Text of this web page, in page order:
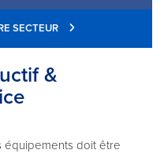
SECTEUR
&
équipements doit être